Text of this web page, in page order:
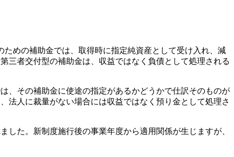
めの補助金では、取得時に指定純資産として受け入れ、減
三者交付型の補助金は、収益ではなく負債として処理される
、その補助金に使途の指定があるかどうかで仕訳そのものが
法人に裁量がない場合には収益ではなく預り金として処理さ
た。新制度施行後の事業年度から適用関係が生じますが、